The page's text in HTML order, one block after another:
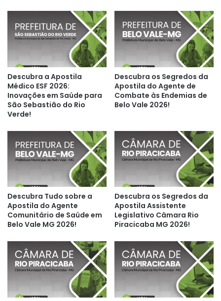
Descubra a Apostila
Médico ESF 2026:
Inovações em Saúde para
São Sebastião do Rio
Verde!
Descubra os Segredos da
Apostila do Agente de
Combate às Endemias de
Belo Vale 2026!
Descubra Tudo sobre a
Apostila do Agente
Comunitário de Saúde em
Belo Vale MG 2026!
Descubra os Segredos da
Apostila Assistente
Legislativo Câmara Rio
Piracicaba MG 2026!